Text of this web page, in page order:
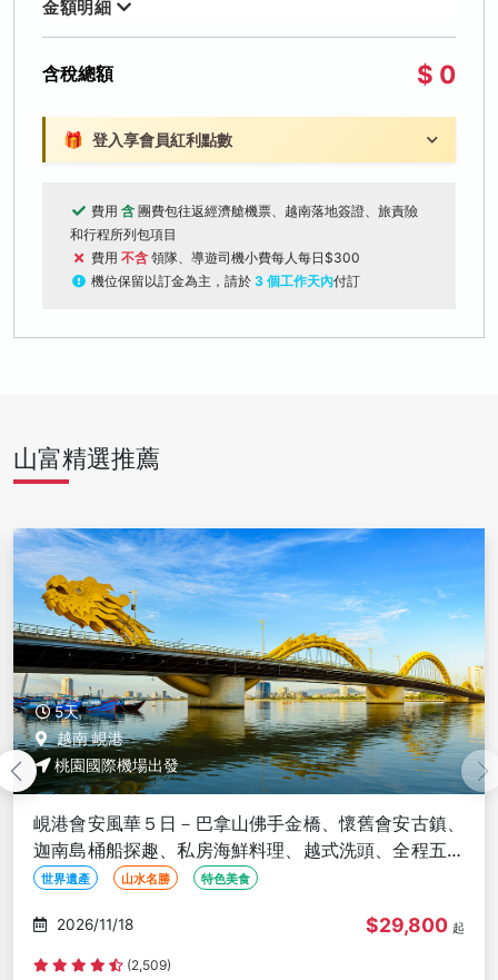
金額明細
含稅總額 $ 0
🎁 登入享會員紅利點數
費用 含 團費包往返經濟艙機票、越南落地簽證、旅責險
和行程所列包項目
費用 不含 領隊、導遊司機小費每人每日$300
機位保留以訂金為主，請於 3 個工作天內付訂
山富精選推薦
5天
越南 峴港
桃園國際機場出發
峴港會安風華５日－巴拿山佛手金橋、懷舊會安古鎮、
迦南島桶船探趣、私房海鮮料理、越式洗頭、全程五星
酒店<星宇限時促銷團>
世界遺產 山水名勝 特色美食
2026/11/18 $29,800 起
(2,509)